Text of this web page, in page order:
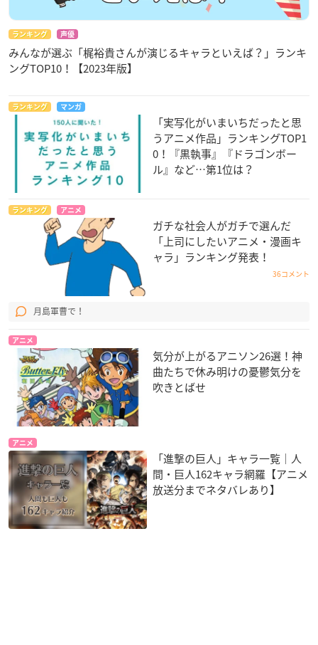
ランキング 声優
みんなが選ぶ「梶裕貴さんが演じるキャラといえば？」ランキ
ングTOP10！【2023年版】
ランキング マンガ
「実写化がいまいちだったと思
うアニメ作品」ランキングTOP1
0！『黒執事』『ドラゴンボー
ル』など…第1位は？
ランキング アニメ
ガチな社会人がガチで選んだ
「上司にしたいアニメ・漫画キ
ャラ」ランキング発表！
36コメント
月島軍曹で！
アニメ
気分が上がるアニソン26選！神
曲たちで休み明けの憂鬱気分を
吹きとばせ
アニメ
「進撃の巨人」キャラ一覧｜人
間・巨人162キャラ網羅【アニメ
放送分までネタバレあり】